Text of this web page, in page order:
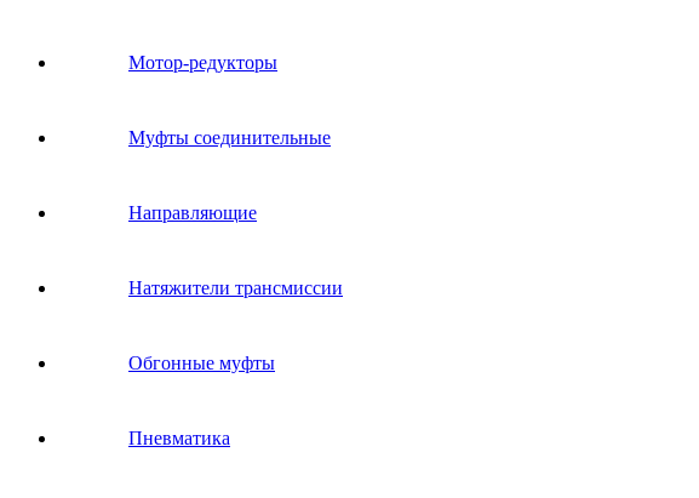
Мотор-редукторы
Муфты соединительные
Направляющие
Натяжители трансмиссии
Обгонные муфты
Пневматика